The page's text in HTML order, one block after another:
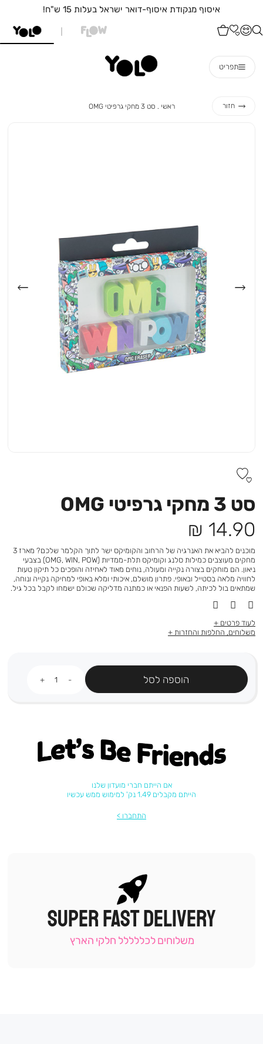
איסוף מנקודת איסוף-דואר ישראל בעלות 15 ש"ח!
תפריט
חזור ראשי ראשי
סט 3 מחקי גרפיטי OMG
סט
סט 3 מחקי גרפיטי OMG
מחיר
מוצר
14.90 ₪
מוכנים להביא את האנרגיה של הרחוב והקומיקס ישר לתוך הקלמר שלכם? מארז 3
מחקים מעוצבים כמילות סלנג וקומיקס תלת-ממדיות (OMG, WIN, POW) בצבעי
ניאון. הם מוחקים בצורה נקייה ומעולה, נוחים מאוד לאחיזה והופכים כל תיקון טעות
לחוויה מלאה בסטייל ובאופי. פתרון מושלם, איכותי ומלא באופי למחיקה נקייה ונוחה,
שמתאים בול לכיתה, לשעות הפנאי או כמתנה מדליקה שכולם ישמחו לקבל בכל גיל.
לעוד פרטים
משלוחים, החלפות והחזרות
הוספה לסל
Let's be friends
אם הייתם חברי מועדון שלנו
הייתם מקבלים 1.49 נק' למימוש ממש עכשיו
התחברו
|
תומכי
-
SUPER FAST DELIVERY
משלוחים לכללללל חלקי הארץ